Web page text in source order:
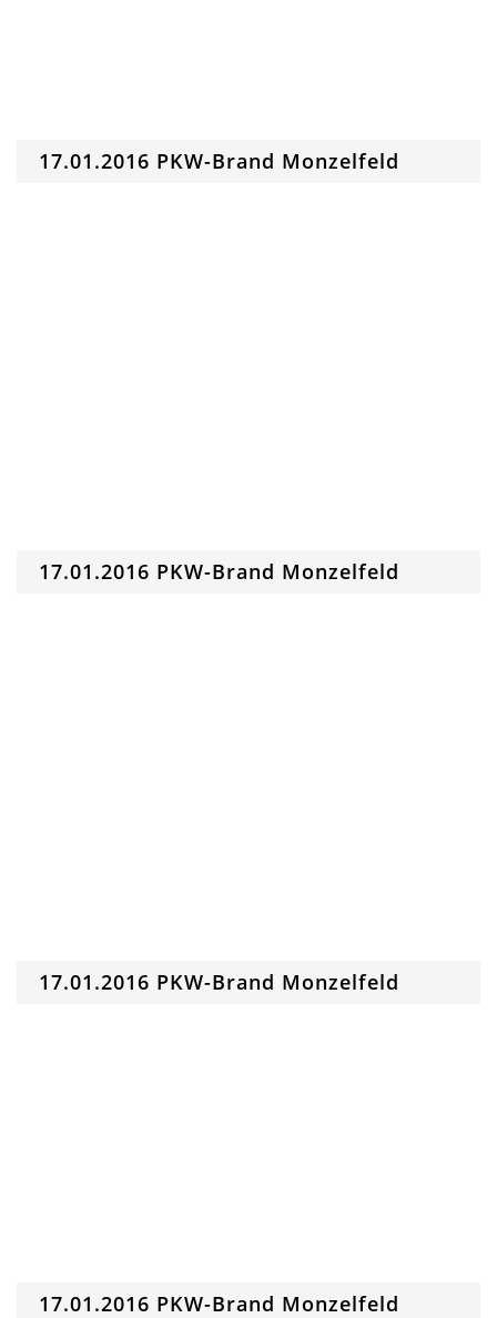
17.01.2016 PKW-Brand Monzelfeld
17.01.2016 PKW-Brand Monzelfeld
17.01.2016 PKW-Brand Monzelfeld
17.01.2016 PKW-Brand Monzelfeld